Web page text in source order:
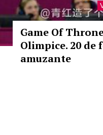
Game Of
Olimpice. 20
amuzante